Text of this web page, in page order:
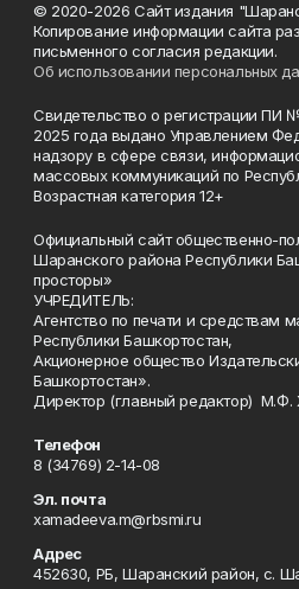
© 2020-2026 Сайт издания
Копирование информации сайта
письменного согласия редакции.
Об использовании персональных
Свидетельство о регистрации ПИ
2025 года выдано Управлением
надзору в сфере связи,
массовых коммуникаций по
Возрастная категория 12+
Официальный сайт общественно-
Шаранского района Республики
просторы»
УЧРЕДИТЕЛЬ:
Агентство по печати и средствам
Республики Башкортостан,
Акционерное общество
Башкортостан».
Директор (главный редактор) М.Ф.
Телефон
8 (34769) 2-14-08
Эл. почта
xamadeeva.m@rbsmi.ru
Адрес
452630, РБ, Шаранский район, с.